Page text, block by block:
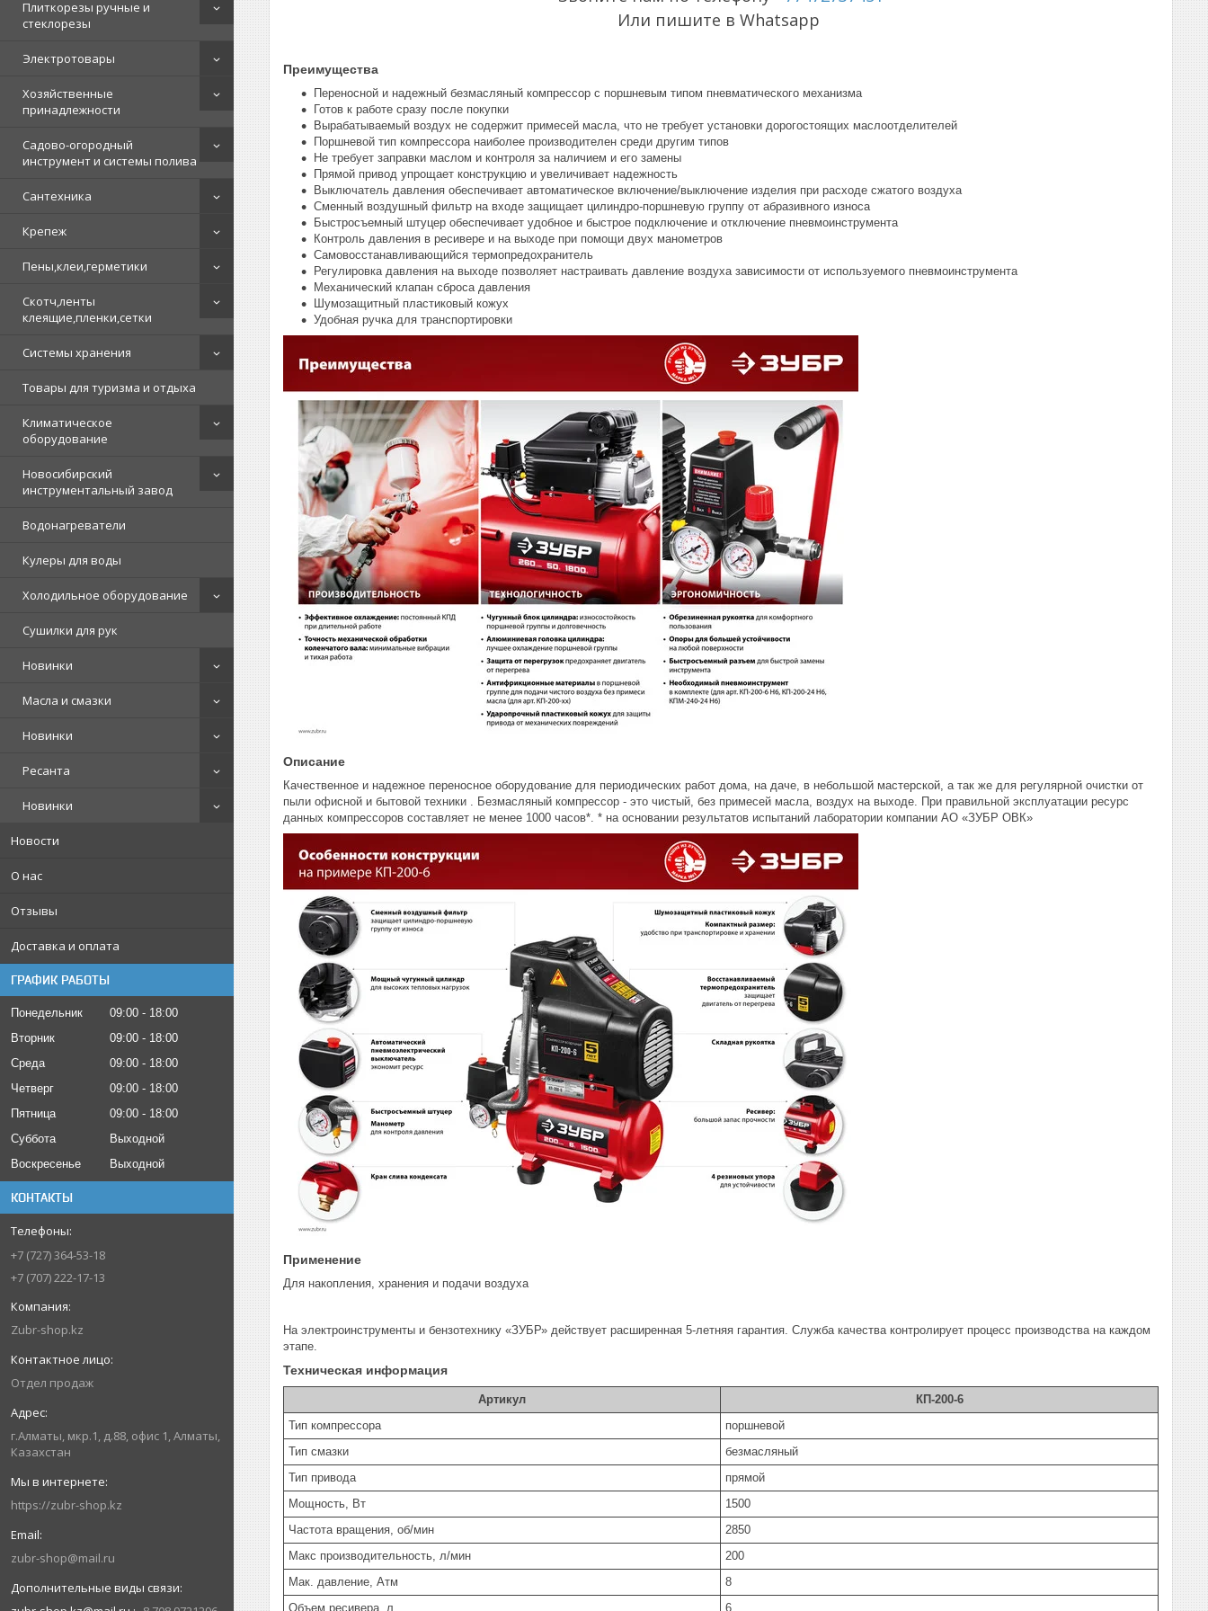
Плиткорезы ручные и
стеклорезы
Электротовары
Хозяйственные
принадлежности
Садово-огородный
инструмент и системы полива
Сантехника
Крепеж
Пены,клеи,герметики
Скотч,ленты
клеящие,пленки,сетки
Системы хранения
Товары для туризма и отдыха
Климатическое
оборудование
Новосибирский
инструментальный завод
Водонагреватели
Кулеры для воды
Холодильное оборудование
Сушилки для рук
Новинки
Масла и смазки
Новинки
Ресанта
Новинки
Новости
О нас
Отзывы
Доставка и оплата
ГРАФИК РАБОТЫ
Понедельник 09:00
18:00
Вторник
09:00
18:00
Среда
09:00
18:00
Четверг
09:00
18:00
Пятница
09:00
18:00
Суббота
Выходной
Воскресенье
Выходной
КОНТАКТЫ
+7 (727) 364-53-18
+7 (707) 222-17-13
Zubr-shop.kz
Отдел продаж
г.Алматы, мкр.1, д.88, офис 1, Алматы,
Казахстан
https://zubr-shop.kz
zubr-shop@mail.ru
Или пишите в Whatsapp
Преимущества
Переносной и надежный безмасляный компрессор с поршневым типом пневматического механизма
Готов к работе сразу после покупки
Вырабатываемый воздух не содержит примесей масла, что не требует установки дорогостоящих маслоотделителей
Поршневой тип компрессора наиболее производителен среди другим типов
Не требует заправки маслом и контроля за наличием и его замены
Прямой привод упрощает конструкцию и увеличивает надежность
Выключатель давления обеспечивает автоматическое включение/выключение изделия при расходе сжатого воздуха
Сменный воздушный фильтр на входе защищает цилиндро-поршневую группу от абразивного износа
Быстросъемный штуцер обеспечивает удобное и быстрое подключение и отключение пневмоинструмента
Контроль давления в ресивере и на выходе при помощи двух манометров
Самовосстанавливающийся термопредохранитель
Регулировка давления на выходе позволяет настраивать давление воздуха зависимости от используемого пневмоинструмента
Механический клапан сброса давления
Шумозащитный пластиковый кожух
Удобная ручка для транспортировки
Описание
Качественное и надежное переносное оборудование для периодических работ дома, на даче, в небольшой мастерской, а так же для регулярной очистки от
пыли офисной и бытовой техники . Безмасляный компрессор - это чистый, без примесей масла, воздух на выходе. При правильной эксплуатации ресурс
данных компрессоров составляет не менее 1000 часов*. * на основании результатов испытаний лаборатории компании АО «ЗУБР ОВК»
Применение
Для накопления, хранения и подачи воздуха
На электроинструменты и бензотехнику «ЗУБР» действует расширенная 5-летняя гарантия. Служба качества контролирует процесс производства на каждом
этапе.
Техническая информация
Артикул
КП-200-6
Тип компрессора
порш­не­вой
Тип смазки
без­мас­ля­ный
Тип привода
пря­мой
Мощность, Вт
1500
Частота вращения, об/мин
2850
Макс производительность, л/мин
200
Мак. давление, Атм
8
Объем ресивера, л
6